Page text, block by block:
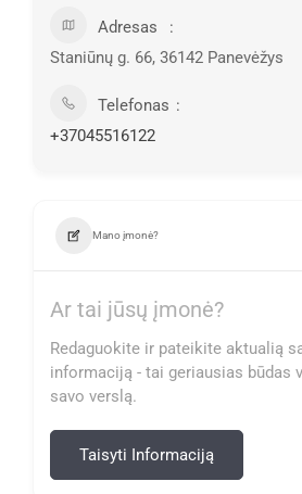
Adresas
Staniūnų g. 66, 36142 Panevėžys
Telefonas
+37045516122
Mano įmonė?
Ar tai jūsų įmonė?
Redaguokite ir pateikite aktualią
informaciją - tai geriausias būdas
savo verslą.
Taisyti Informaciją